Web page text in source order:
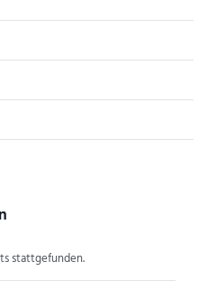
stattgefunden.